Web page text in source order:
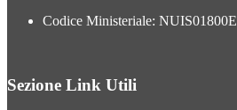
Codice Ministeriale: NUIS01800E
Sezione Link Utili